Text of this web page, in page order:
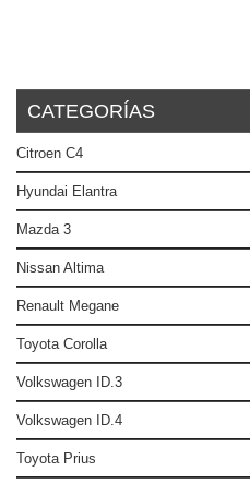
CATEGORÍAS
Citroen C4
Hyundai Elantra
Mazda 3
Nissan Altima
Renault Megane
Toyota Corolla
Volkswagen ID.3
Volkswagen ID.4
Toyota Prius